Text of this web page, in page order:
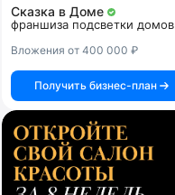
Сказка в Доме
франшиза подсветки домов
Вложения от 400 000 ₽
Получить бизнес-план